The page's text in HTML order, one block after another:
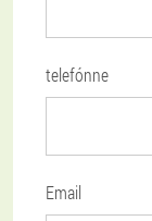
telefónne
Email